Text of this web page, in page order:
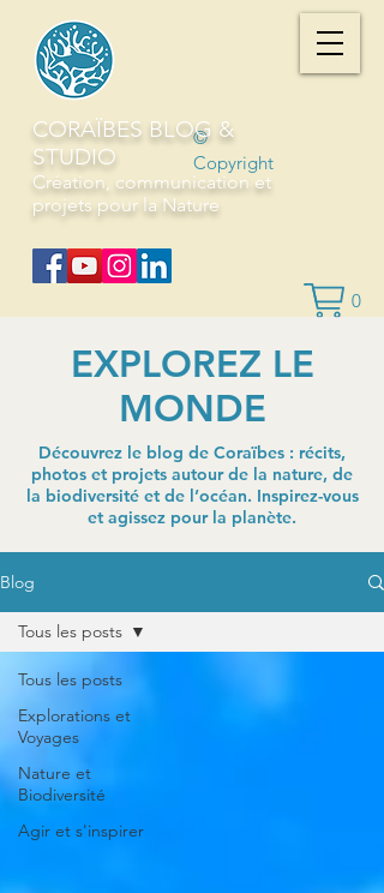
©
Copyright
0
CORAÏBES BLOG &
STUDIO
Création, communication et
projets pour la Nature
EXPLOREZ LE
MONDE
Découvrez le blog de Coraïbes : récits,
photos et projets autour de la nature, de
la biodiversité et de l’océan. Inspirez-vous
et agissez pour la planète.
Blog
Tous les posts
Explorations et
Voyages
Nature et
Biodiversité
Agir et s'inspirer
Tous les posts